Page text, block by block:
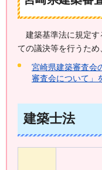
建築基準法に規定
ての議決等を行うため
宮崎県建築審査会
審査会について」
建築士法